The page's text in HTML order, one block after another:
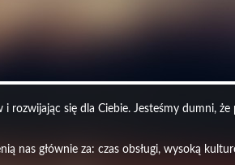
się dla Ciebie. Jesteśmy dumni,
nas głównie za: czas obsługi, wysoką